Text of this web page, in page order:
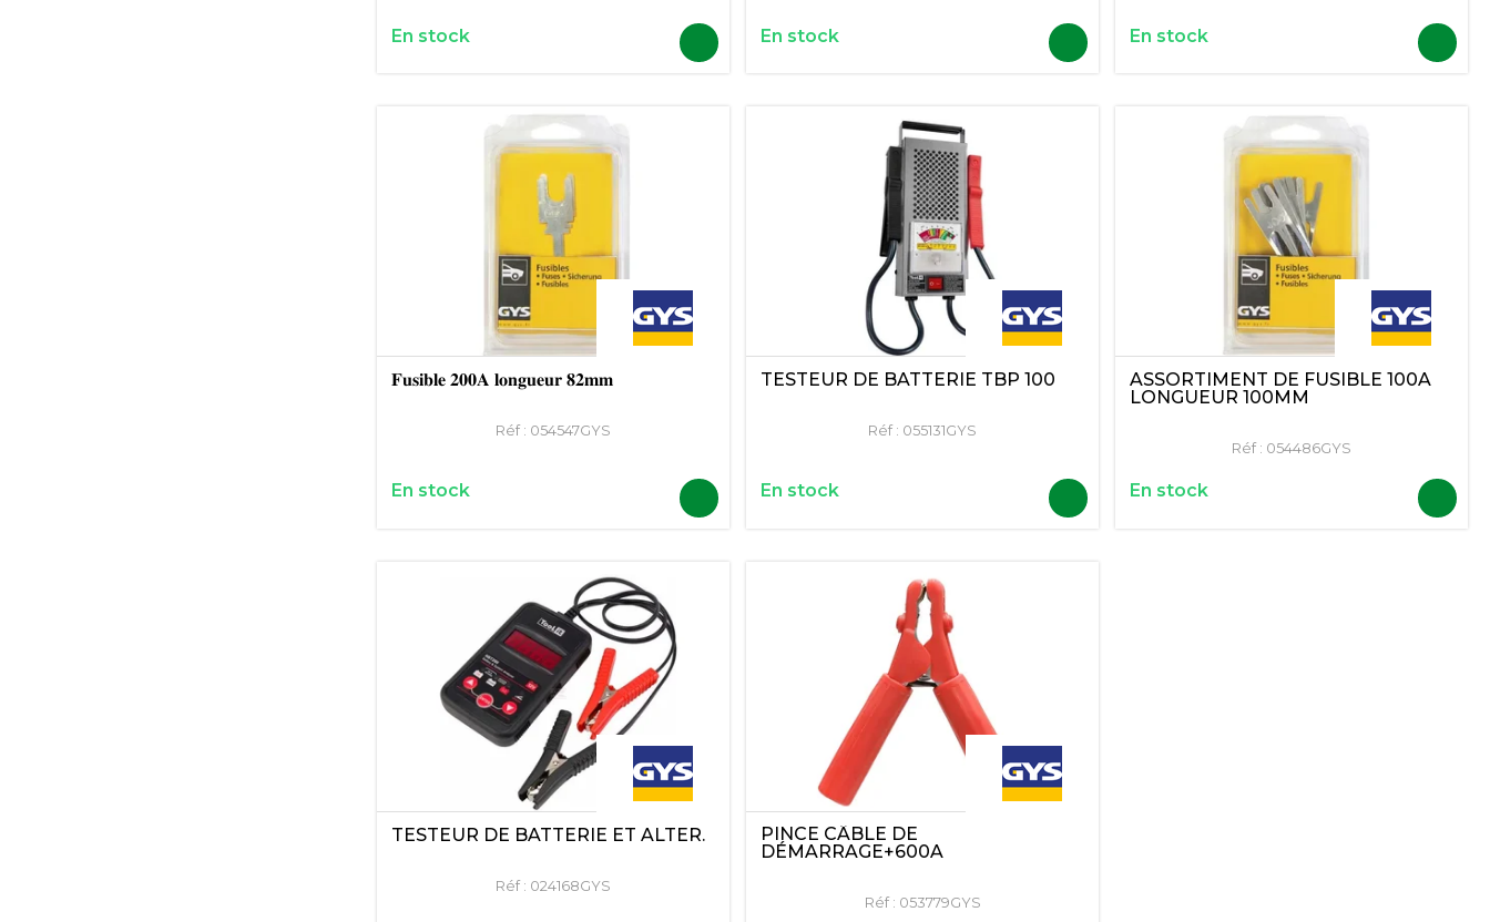
En stock En stock En stock
𝐅𝐮𝐬𝐢𝐛𝐥𝐞 𝟐𝟎𝟎𝐀 𝐥𝐨𝐧𝐠𝐮𝐞𝐮𝐫 𝟖𝟐𝐦𝐦
Réf : 054547GYS
En stock
TESTEUR DE BATTERIE TBP 100
Réf : 055131GYS
En stock
ASSORTIMENT DE FUSIBLE 100A
LONGUEUR 100MM
Réf : 054486GYS
En stock
TESTEUR DE BATTERIE ET ALTER.
Réf : 024168GYS
PINCE CÂBLE DE
DÉMARRAGE+600A
Réf : 053779GYS